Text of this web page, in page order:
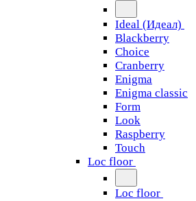
Ideal (Идеал)
Blackberry
Choice
Cranberry
Enigma
Enigma classic
Form
Look
Raspberry
Touch
Loc floor
Loc floor